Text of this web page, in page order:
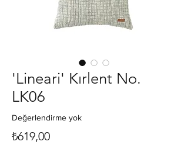
'Lineari' Kırlent No.
LK06
Değerlendirme yok
₺619,00Fiyat